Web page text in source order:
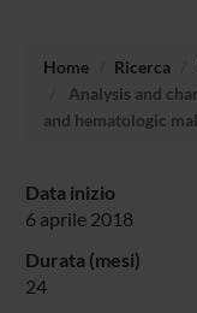
Home Ricerca
Analysis and
and hematologic
Data inizio
6 aprile 2018
Durata (mesi)
24